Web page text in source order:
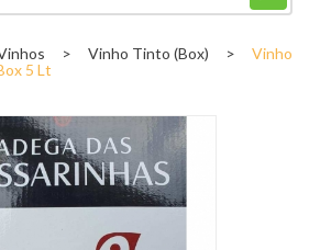
> Vinho Tinto (Box) >
Vinho
5 Lt